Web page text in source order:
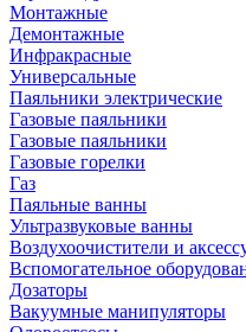
Монтажные
Демонтажные
Инфракрасные
Универсальные
Паяльники электрические
Газовые паяльники
Газовые паяльники
Газовые горелки
Газ
Паяльные ванны
Ультразвуковые ванны
Воздухоочистители и
Вспомогательное
Дозаторы
Вакуумные манипуляторы